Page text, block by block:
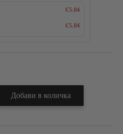
€5.04
€5.04